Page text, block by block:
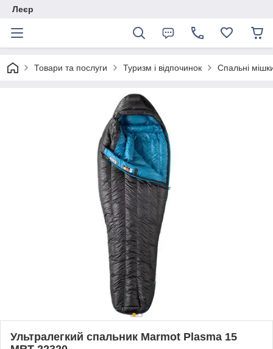
Леєр
Товари та послуги Туризм і відпочинок Спальні
Ультралегкий спальник Marmot Plasma 15